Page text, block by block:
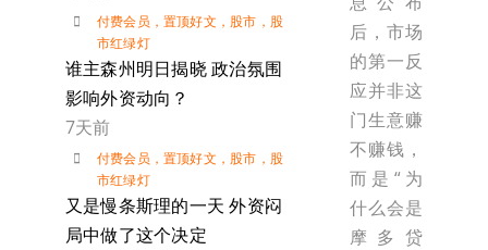
付费会员 ， 置顶好文 ， 股市 ， 股
市红绿灯
谁主森州明日揭晓 政治氛围
影响外资动向？
7天前
付费会员 ， 置顶好文 ， 股市 ， 股
市红绿灯
又是慢条斯理的一天 外资闷
局中做了这个决定
后，市场
的第一反
应并非这
门生意赚
不赚钱，
而是“为
什么会是
摩多贷